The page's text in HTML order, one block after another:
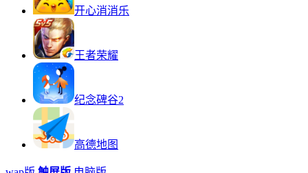
开心消消乐
王者荣耀
纪念碑谷2
高德地图